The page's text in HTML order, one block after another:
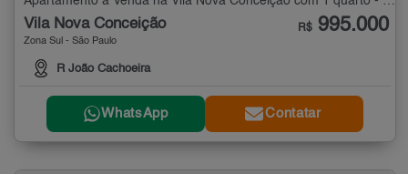
Vila Nova Conceição
Zona Sul - São Paulo
R João Cachoeira
R$ 995.000
WhatsApp Contatar